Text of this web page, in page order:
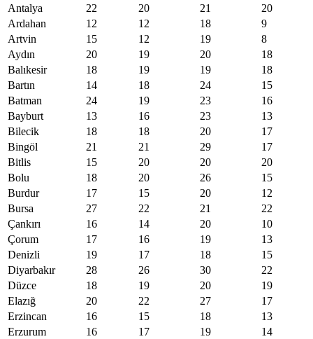
Antalya
22 20 21
20
Ardahan
12 12 18
9
Artvin
15 12 19
8
Aydın
20 19 20
18
Balıkesir
18 19 19
18
Bartın
14 18 24
15
Batman
24 19 23
16
Bayburt
13 16 23
13
Bilecik
18 18 20
17
Bingöl
21 21 29
17
Bitlis
15 20 20
20
Bolu
18 20 26
15
Burdur
17 15 20
12
Bursa
27 22 21
22
Çankırı
16 14 20
10
Çorum
17 16 19
13
Denizli
19 17 18
15
Diyarbakır
28 26 30
22
Düzce
18 19 20
19
Elazığ
20 22 27
17
Erzincan
16 15 18
13
Erzurum
16 17 19
14